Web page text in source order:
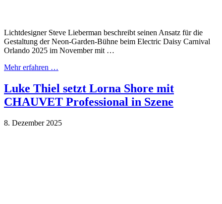
Lichtdesigner Steve Lieberman beschreibt seinen Ansatz für die
Gestaltung der Neon-Garden-Bühne beim Electric Daisy Carnival
Orlando 2025 im November mit …
Mehr erfahren …
Luke Thiel setzt Lorna Shore mit
CHAUVET Professional in Szene
8. Dezember 2025